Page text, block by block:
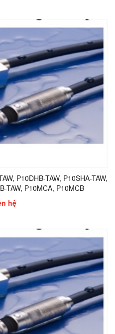
P10DHB-TAW, P10SHA-TAW,
TAW, P10MCA, P10MCB
hệ